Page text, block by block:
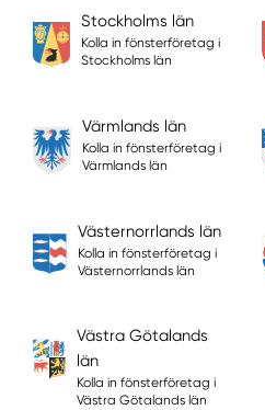
Stockholms län
Kolla in fönsterföretag i
Stockholms län
Värmlands län
Kolla in fönsterföretag i
Värmlands län
Västernorrlands län
Kolla in fönsterföretag i
Västernorrlands län
Västra Götalands
län
Kolla in fönsterföretag i
Västra Götalands län